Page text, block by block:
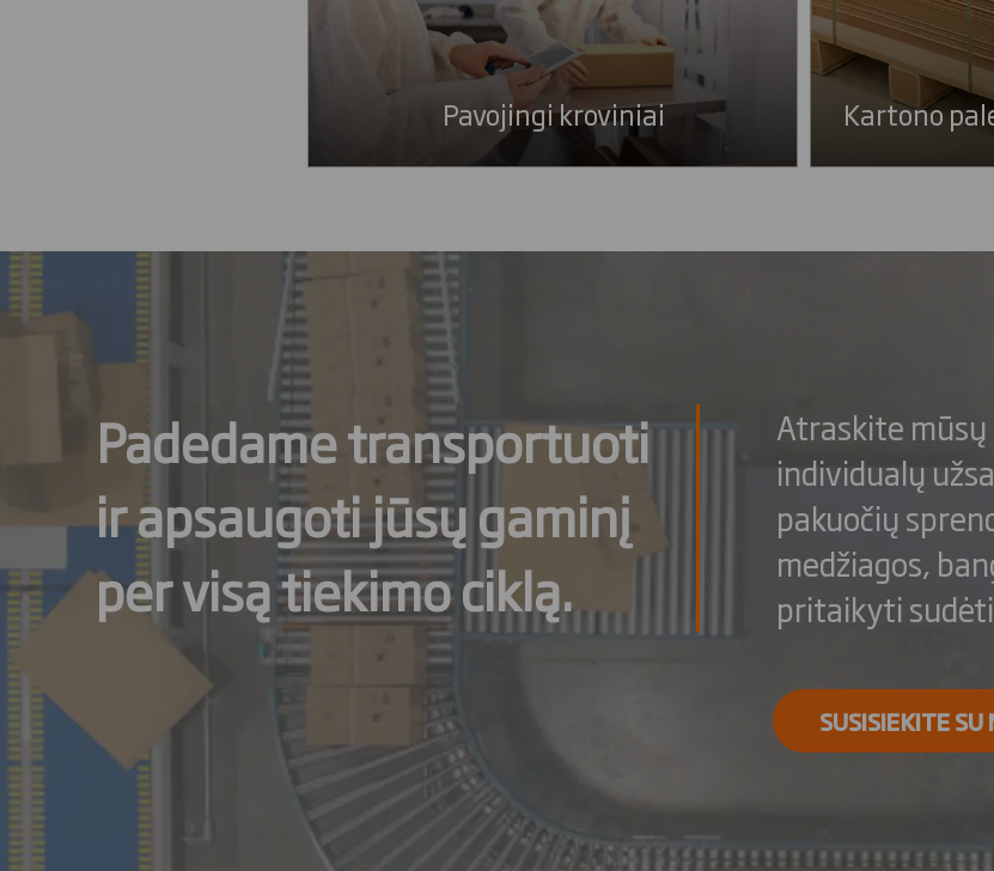
Pavojingi kroviniai Kartono
Padedame transportuoti
ir apsaugoti jūsų gaminį
per visą tiekimo ciklą.
Atraskite
individualų
pakuočių
medžiagos,
pritaikyti
SUSISIEKITE SU